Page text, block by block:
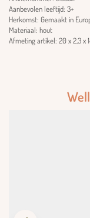
Aanbevolen leeftijd: 3+
Herkomst: Gemaakt in
Materiaal: hout
Afmeting artikel: 20 x 2,3 x